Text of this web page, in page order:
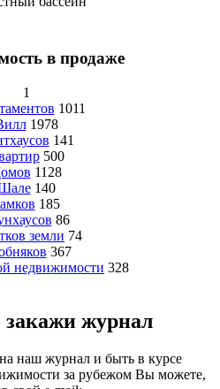
в продаже
1
1011
1978
141
500
1128
140
185
86
земли 74
367
недвижимости 328
закажи журнал
наш журнал и быть в курсе
за рубежом Вы можете,